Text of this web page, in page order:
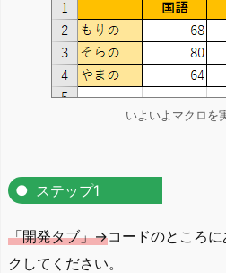
いよいよマクロを
ステップ1
「開発タブ」→コードのところに
クしてください。